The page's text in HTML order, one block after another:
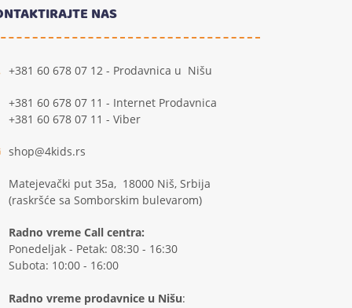
NAS
+381 60 678 07 12 - Prodavnica u Nišu
+381 60 678 07 11 - Internet Prodavnica
+381 60 678 07 11 - Viber
shop@4kids.rs
Matejevački put 35a, 18000 Niš, Srbija
(raskršće sa Somborskim bulevarom)
Radno vreme Call centra:
Ponedeljak - Petak: 08:30 - 16:30
Subota: 10:00 - 16:00
Radno vreme prodavnice u Nišu: